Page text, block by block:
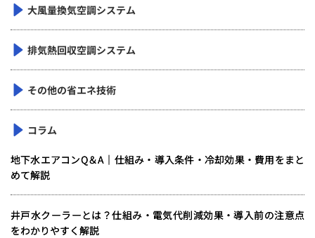
大風量換気空調システム
排気熱回収空調システム
その他の省エネ技術
コラム
地下水エアコンQ＆A｜仕組み・導入条件・冷却効果・費用をまと
めて解説
井戸水クーラーとは？仕組み・電気代削減効果・導入前の注意点
をわかりやすく解説